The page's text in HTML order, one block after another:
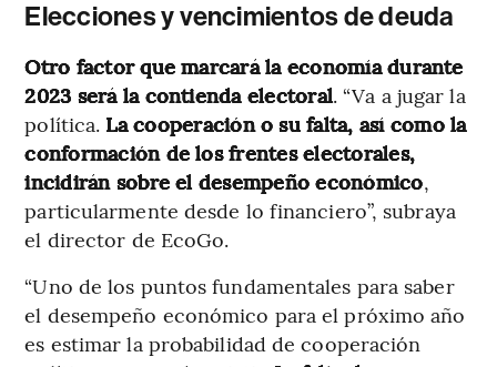
Elecciones y vencimientos de deuda
Otro factor que marcará la economía durante
2023 será la contienda electoral. “Va a jugar la
política. La cooperación o su falta, así como la
conformación de los frentes electorales,
incidirán sobre el desempeño económico,
particularmente desde lo financiero”, subraya
el director de EcoGo.
“Uno de los puntos fundamentales para saber
el desempeño económico para el próximo año
es estimar la probabilidad de cooperación